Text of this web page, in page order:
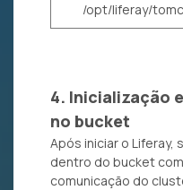
/opt/liferay/
4. Inicialização
no bucket
Após iniciar o Liferay,
dentro do bucket
comunicação do